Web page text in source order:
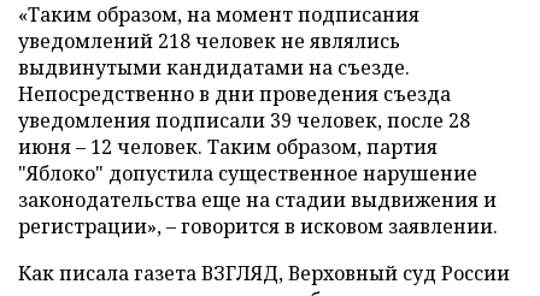
«Таким образом, на момент подписания
уведомлений 218 человек не являлись
выдвинутыми кандидатами на съезде.
Непосредственно в дни проведения съезда
уведомления подписали 39 человек, после 28
июня – 12 человек. Таким образом, партия
"Яблоко" допустила существенное нарушение
законодательства еще на стадии выдвижения и
регистрации», – говорится в исковом заявлении.
Как писала газета ВЗГЛЯД, Верховный суд России